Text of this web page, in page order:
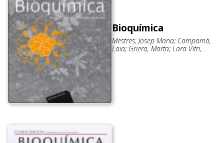
Bioquímica
Mestres, Josep Maria; Campamà,
Laia; Griera, Marta; Lara Vitri,